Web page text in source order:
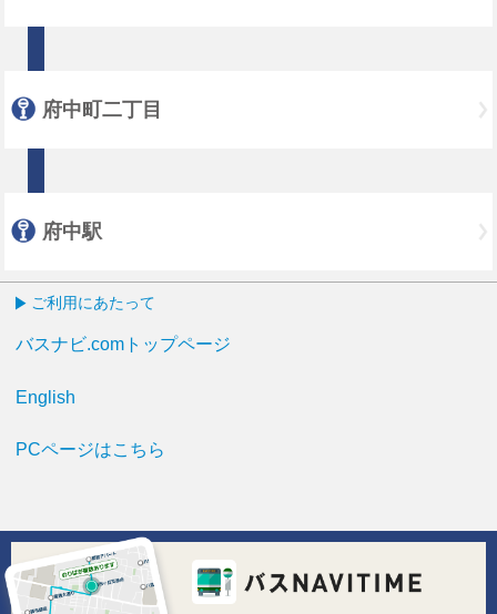
府中町二丁目
府中駅
ご利用にあたって
バスナビ.comトップページ
English
PCページはこちら